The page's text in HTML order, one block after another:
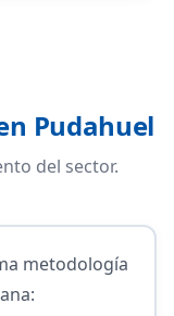
Pudahuel
del sector.
metodología